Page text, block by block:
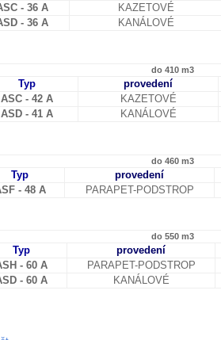
- 36 A KAZETOVÉ
- 36 A KANÁLOVÉ
do 410 m3
Typ provedení
ASC - 42 A KAZETOVÉ
ASD - 41 A KANÁLOVÉ
do 460 m3
Typ provedení
- 48 A PARAPET-PODSTROP
do 550 m3
Typ provedení
- 60 A PARAPET-PODSTROP
- 60 A KANÁLOVÉ